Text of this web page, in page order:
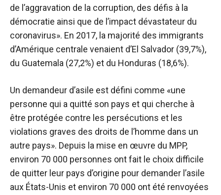
de l’aggravation de la corruption, des défis à la
démocratie ainsi que de l’impact dévastateur du
coronavirus». En 2017, la majorité des immigrants
d’Amérique centrale venaient d’El Salvador (39,7%),
du Guatemala (27,2%) et du Honduras (18,6%).
Un demandeur d’asile est défini comme «une
personne qui a quitté son pays et qui cherche à
être protégée contre les persécutions et les
violations graves des droits de l’homme dans un
autre pays». Depuis la mise en œuvre du MPP,
environ 70 000 personnes ont fait le choix difficile
de quitter leur pays d’origine pour demander l’asile
aux États-Unis et environ 70 000 ont été renvoyées